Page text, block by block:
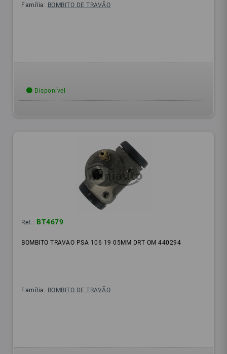
Família: BOMBITO DE TRAVÃO
Disponível
Ref.: BT4679
BOMBITO TRAVAO PSA 106 19 05MM DRT OM 440294
Família: BOMBITO DE TRAVÃO